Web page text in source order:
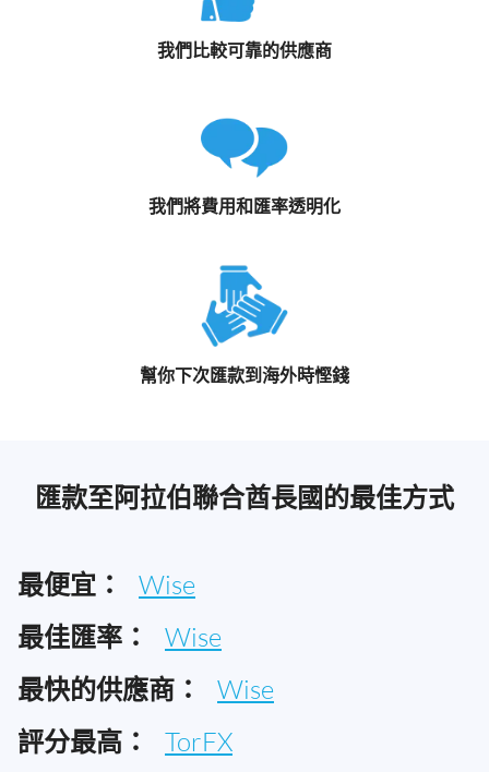
我們比較可靠的供應商
我們將費用和匯率透明化
幫你下次匯款到海外時慳錢
匯款至阿拉伯聯合酋長國的最佳方式
最便宜： Wise
最佳匯率： Wise
最快的供應商： Wise
評分最高： TorFX